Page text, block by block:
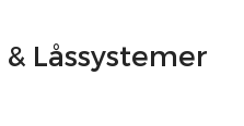
Låssystemer